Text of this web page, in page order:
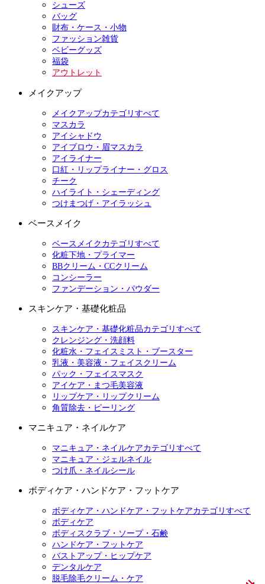
シューズ
バッグ
財布・ケース・小物
ファッション雑貨
ベビーグッズ
福袋
アウトレット
メイクアップ
メイクアップカテゴリすべて
マスカラ
アイシャドウ
アイブロウ・眉マスカラ
アイライナー
口紅・リップライナー・グロス
チーク
ハイライト・シェーディング
つけまつげ・アイラッシュ
ベースメイク
ベースメイクカテゴリすべて
化粧下地・プライマー
BBクリーム・CCクリーム
コンシーラー
ファンデーション・パウダー
スキンケア・基礎化粧品
スキンケア・基礎化粧品カテゴリすべて
クレンジング・洗顔料
化粧水・フェイスミスト・ブースター
乳液・美容液・フェイスクリーム
パック・フェイスマスク
アイケア・まつ毛美容液
リップケア・リップクリーム
角質除去・ピーリング
マニキュア・ネイルケア
マニキュア・ネイルケアカテゴリすべて
マニキュア・ジェルネイル
つけ爪・ネイルシール
ボディケア・ハンドケア・フットケア
ボディケア・ハンドケア・フットケアカテゴリすべて
ボディケア
ボディスクラブ・ソープ・石鹸
ハンドケア・フットケア
バストアップ・ヒップケア
デンタルケア
脱毛除毛クリーム・ケア